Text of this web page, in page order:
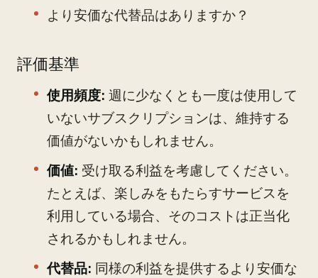
より安価な代替品はありますか？
評価基準
使用頻度: 週に少なくとも一度は使用して
いないサブスクリプションは、維持する
価値がないかもしれません。
価値: 受け取る利益を考慮してください。
たとえば、楽しみをもたらすサービスを
利用している場合、そのコストは正当化
されるかもしれません。
代替品: 同様の利益を提供するより安価な